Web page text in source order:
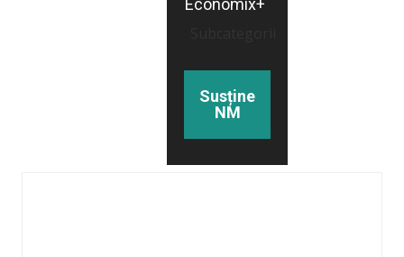
Economix+
Susține
NM